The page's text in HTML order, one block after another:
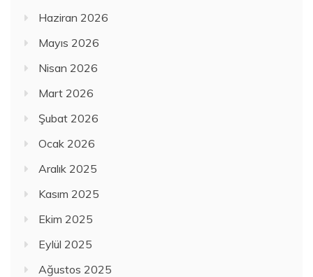
Haziran 2026
Mayıs 2026
Nisan 2026
Mart 2026
Şubat 2026
Ocak 2026
Aralık 2025
Kasım 2025
Ekim 2025
Eylül 2025
Ağustos 2025